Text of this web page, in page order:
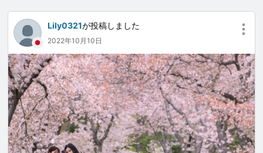
Lily0321が投稿しました
2022年10月10日